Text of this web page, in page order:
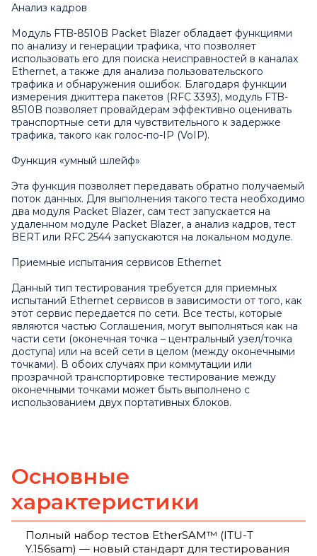
Анализ кадров
Модуль FTB-8510B Packet Blazer обладает функциями
по анализу и генерации трафика, что позволяет
использовать его для поиска неисправностей в каналах
Ethernet, а также для анализа пользовательского
трафика и обнаружения ошибок. Благодаря функции
измерения джиттера пакетов (RFC 3393), модуль FTB-
8510B позволяет провайдерам эффективно оценивать
транспортные сети для чувствительного к задержке
трафика, такого как голос-по-IP (VoIP).
Функция «умный шлейф»
Эта функция позволяет передавать обратно получаемый
поток данных. Для выполнения такого теста необходимо
два модуля Packet Blazer, сам тест запускается на
удаленном модуле Packet Blazer, а анализ кадров, тест
BERT или RFC 2544 запускаются на локальном модуле.
Приемные испытания сервисов Ethernet
Данный тип тестирования требуется для приемных
испытаний Ethernet сервисов в зависимости от того, как
этот сервис передается по сети. Все тесты, которые
являются частью Соглашения, могут выполняться как на
части сети (оконечная точка – центральный узел/точка
доступа) или на всей сети в целом (между оконечными
точками). В обоих случаях при коммутации или
прозрачной транспортировке тестирование между
оконечными точками может быть выполнено с
использованием двух портативных блоков.
Основные
характеристики
Полный набор тестов EtherSAM™ (ITU-T
Y.156sam) — новый стандарт для тестирования